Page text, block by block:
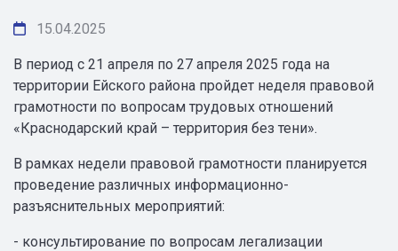
15.04.2025
В период с 21 апреля по 27 апреля 2025 года на
территории Ейского района пройдет неделя правовой
грамотности по вопросам трудовых отношений
«Краснодарский край – территория без тени».
В рамках недели правовой грамотности планируется
проведение различных информационно-
разъяснительных мероприятий:
- консультирование по вопросам легализации